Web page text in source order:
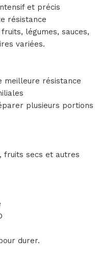
et précis
résistance
légumes, sauces,
variées.
meilleure résistance
plusieurs portions
fruits secs et autres
durer.